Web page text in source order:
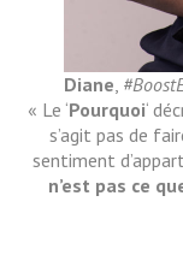
Diane,
« Le ‘Pourquoi‘
s’agit pas de
sentiment
n’est pas ce